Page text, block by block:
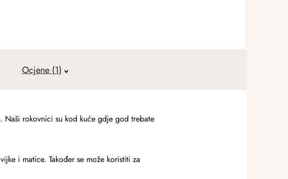
Ocjene (1)
Naši rokovnici su kod kuće gdje god trebate
i matice. Također se može koristiti za